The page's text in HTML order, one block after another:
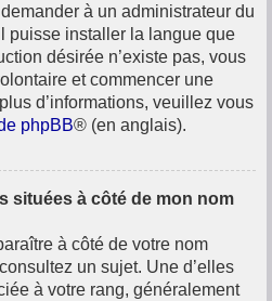
à un administrateur du
puisse installer la langue que
désirée n’existe pas, vous
et commencer une
d’informations, veuillez vous
phpBB® (en anglais).
situées à côté de mon nom
à côté de votre nom
un sujet. Une d’elles
à votre rang, généralement